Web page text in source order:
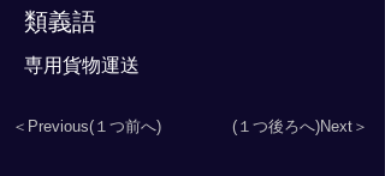
類義語
専用貨物運送
＜Previous(１つ前へ) (１つ後ろへ)Next＞